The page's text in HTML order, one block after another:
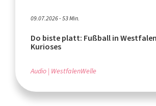
09.07.2026 - 53 Min.
Do biste platt: Fußball in
Kurioses
Audio WestfalenWelle